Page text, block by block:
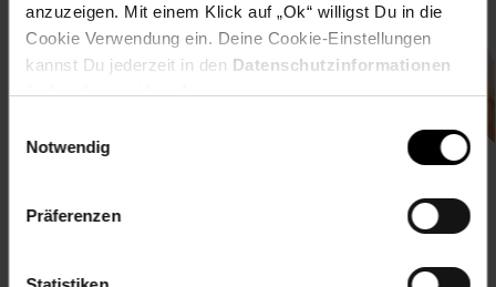
anzuzeigen. Mit einem Klick auf „Ok“ willigst Du in die
Cookie Verwendung ein. Deine Cookie-Einstellungen
kannst Du jederzeit in den Datenschutzinformationen
ändern bzw. widerrufen.
Notwendig
Präferenzen
Downloade dieNetto plus App!
Unsere Auszeichnungen